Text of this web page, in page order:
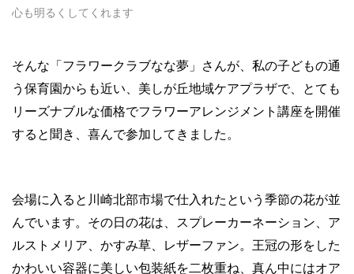
心も明るくしてくれます
そんな「フラワークラブなな夢」さんが、私の子どもの通
う保育園からも近い、美しが丘地域ケアプラザで、とても
リーズナブルな価格でフラワーアレンジメント講座を開催
すると聞き、喜んで参加してきました。
会場に入ると川崎北部市場で仕入れたという季節の花が並
んでいます。その日の花は、スプレーカーネーション、ア
ルストメリア、かすみ草、レザーファン。王冠の形をした
かわいい容器に美しい包装紙を二枚重ね、真ん中にはオア